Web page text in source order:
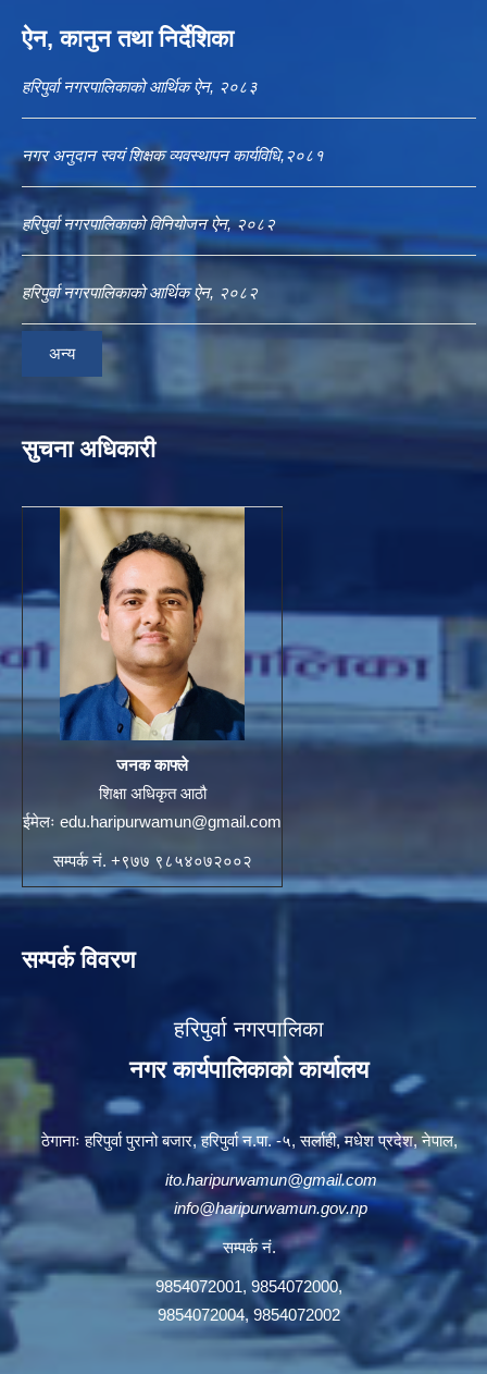
ऐन, कानुन तथा निर्देशिका
हरिपुर्वा नगरपालिकाको आर्थिक ऐन, २०८३
नगर अनुदान स्वयं शिक्षक व्यवस्थापन कार्यविधि,२०८१
हरिपुर्वा नगरपालिकाको विनियोजन ऐन, २०८२
हरिपुर्वा नगरपालिकाको आर्थिक ऐन, २०८२
अन्य
सुचना अधिकारी
जनक काफ्ले
शिक्षा अधिकृत आठौ
ईमेलः edu.haripurwamun@gmail.com
सम्पर्क नं. +९७७ ९८५४०७२००२
सम्पर्क विवरण
हरिपुर्वा नगरपालिका
नगर कार्यपालिकाको कार्यालय
ठेगानाः हरिपुर्वा पुरानो बजार, हरिपुर्वा न.पा. -५, सर्लाही, मधेश प्रदेश, नेपाल,
ito.haripurwamun@gmail.com
info@haripurwamun.gov.np
सम्पर्क नं.
9854072001, 9854072000,
9854072004, 9854072002